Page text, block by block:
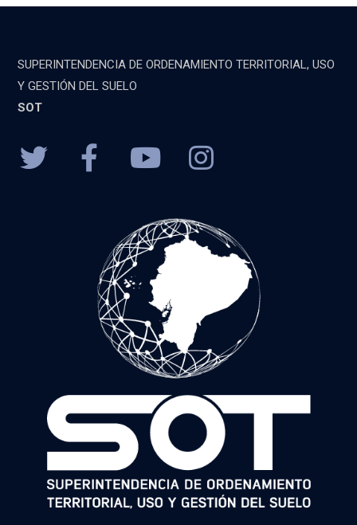
SUPERINTENDENCIA DE ORDENAMIENTO TERRITORIAL, USO
Y GESTIÓN DEL SUELO
SOT